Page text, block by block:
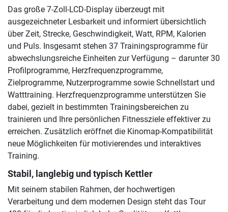
Das große 7-Zoll-LCD-Display überzeugt mit
ausgezeichneter Lesbarkeit und informiert übersichtlich
über Zeit, Strecke, Geschwindigkeit, Watt, RPM, Kalorien
und Puls. Insgesamt stehen 37 Trainingsprogramme für
abwechslungsreiche Einheiten zur Verfügung – darunter 30
Profilprogramme, Herzfrequenzprogramme,
Zielprogramme, Nutzerprogramme sowie Schnellstart und
Watttraining. Herzfrequenzprogramme unterstützen Sie
dabei, gezielt in bestimmten Trainingsbereichen zu
trainieren und Ihre persönlichen Fitnessziele effektiver zu
erreichen. Zusätzlich eröffnet die Kinomap-Kompatibilität
neue Möglichkeiten für motivierendes und interaktives
Training.
Stabil, langlebig und typisch Kettler
Mit seinem stabilen Rahmen, der hochwertigen
Verarbeitung und dem modernen Design steht das Tour